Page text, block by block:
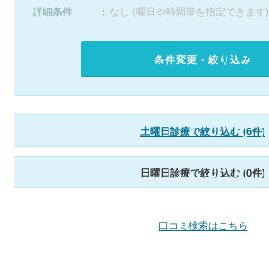
詳細条件
なし (曜日や時間帯を指定できます)
条件変更・絞り込み
土曜日診療で絞り込む (6件)
日曜日診療で絞り込む (0件)
口コミ検索はこちら